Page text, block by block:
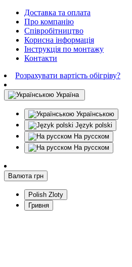
Доставка та оплата
Про компанію
Співробітництво
Корисна інформація
Інструкція по монтажу
Контакти
Розрахувати вартість обігріву?
Україна
Українською
Język polski
На русском
На русском
Валюта грн
Polish Zloty
Гривня